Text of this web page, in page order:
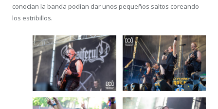
conocían la banda podían dar unos pequeños saltos coreando
los estribillos.